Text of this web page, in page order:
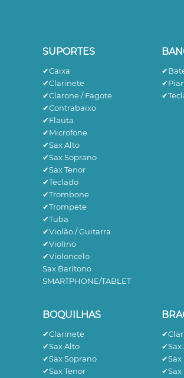
SUPORTES
✔Caixa
✔Clarinete
✔Clarone / Fagote
✔Contrabaixo
✔Flauta
✔Microfone
✔Sax Alto
✔Sax Soprano
✔Sax Tenor
✔Teclado
✔Trombone
✔Trompete
✔Tuba
✔Violão / Guitarra
✔Violino
✔Violoncelo
Sax Barítono
SMARTPHONE/TABLET
BOQUILHAS
✔Clarinete
✔Sax Alto
✔Sax Soprano
✔Sax Tenor
✔Sax
✔Sax
✔Sax